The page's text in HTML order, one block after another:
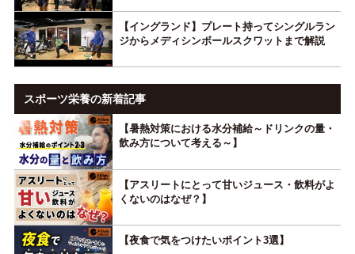
【イングランド】プレート持ってシングルラン
ジからメディシンボールスクワットまで解説
スポーツ栄養の新着記事
【暑熱対策における水分補給～ドリンクの量・
飲み方について考える～】
【アスリートにとって甘いジュース・飲料がよ
くないのはなぜ？】
【夜食で気をつけたいポイント3選】